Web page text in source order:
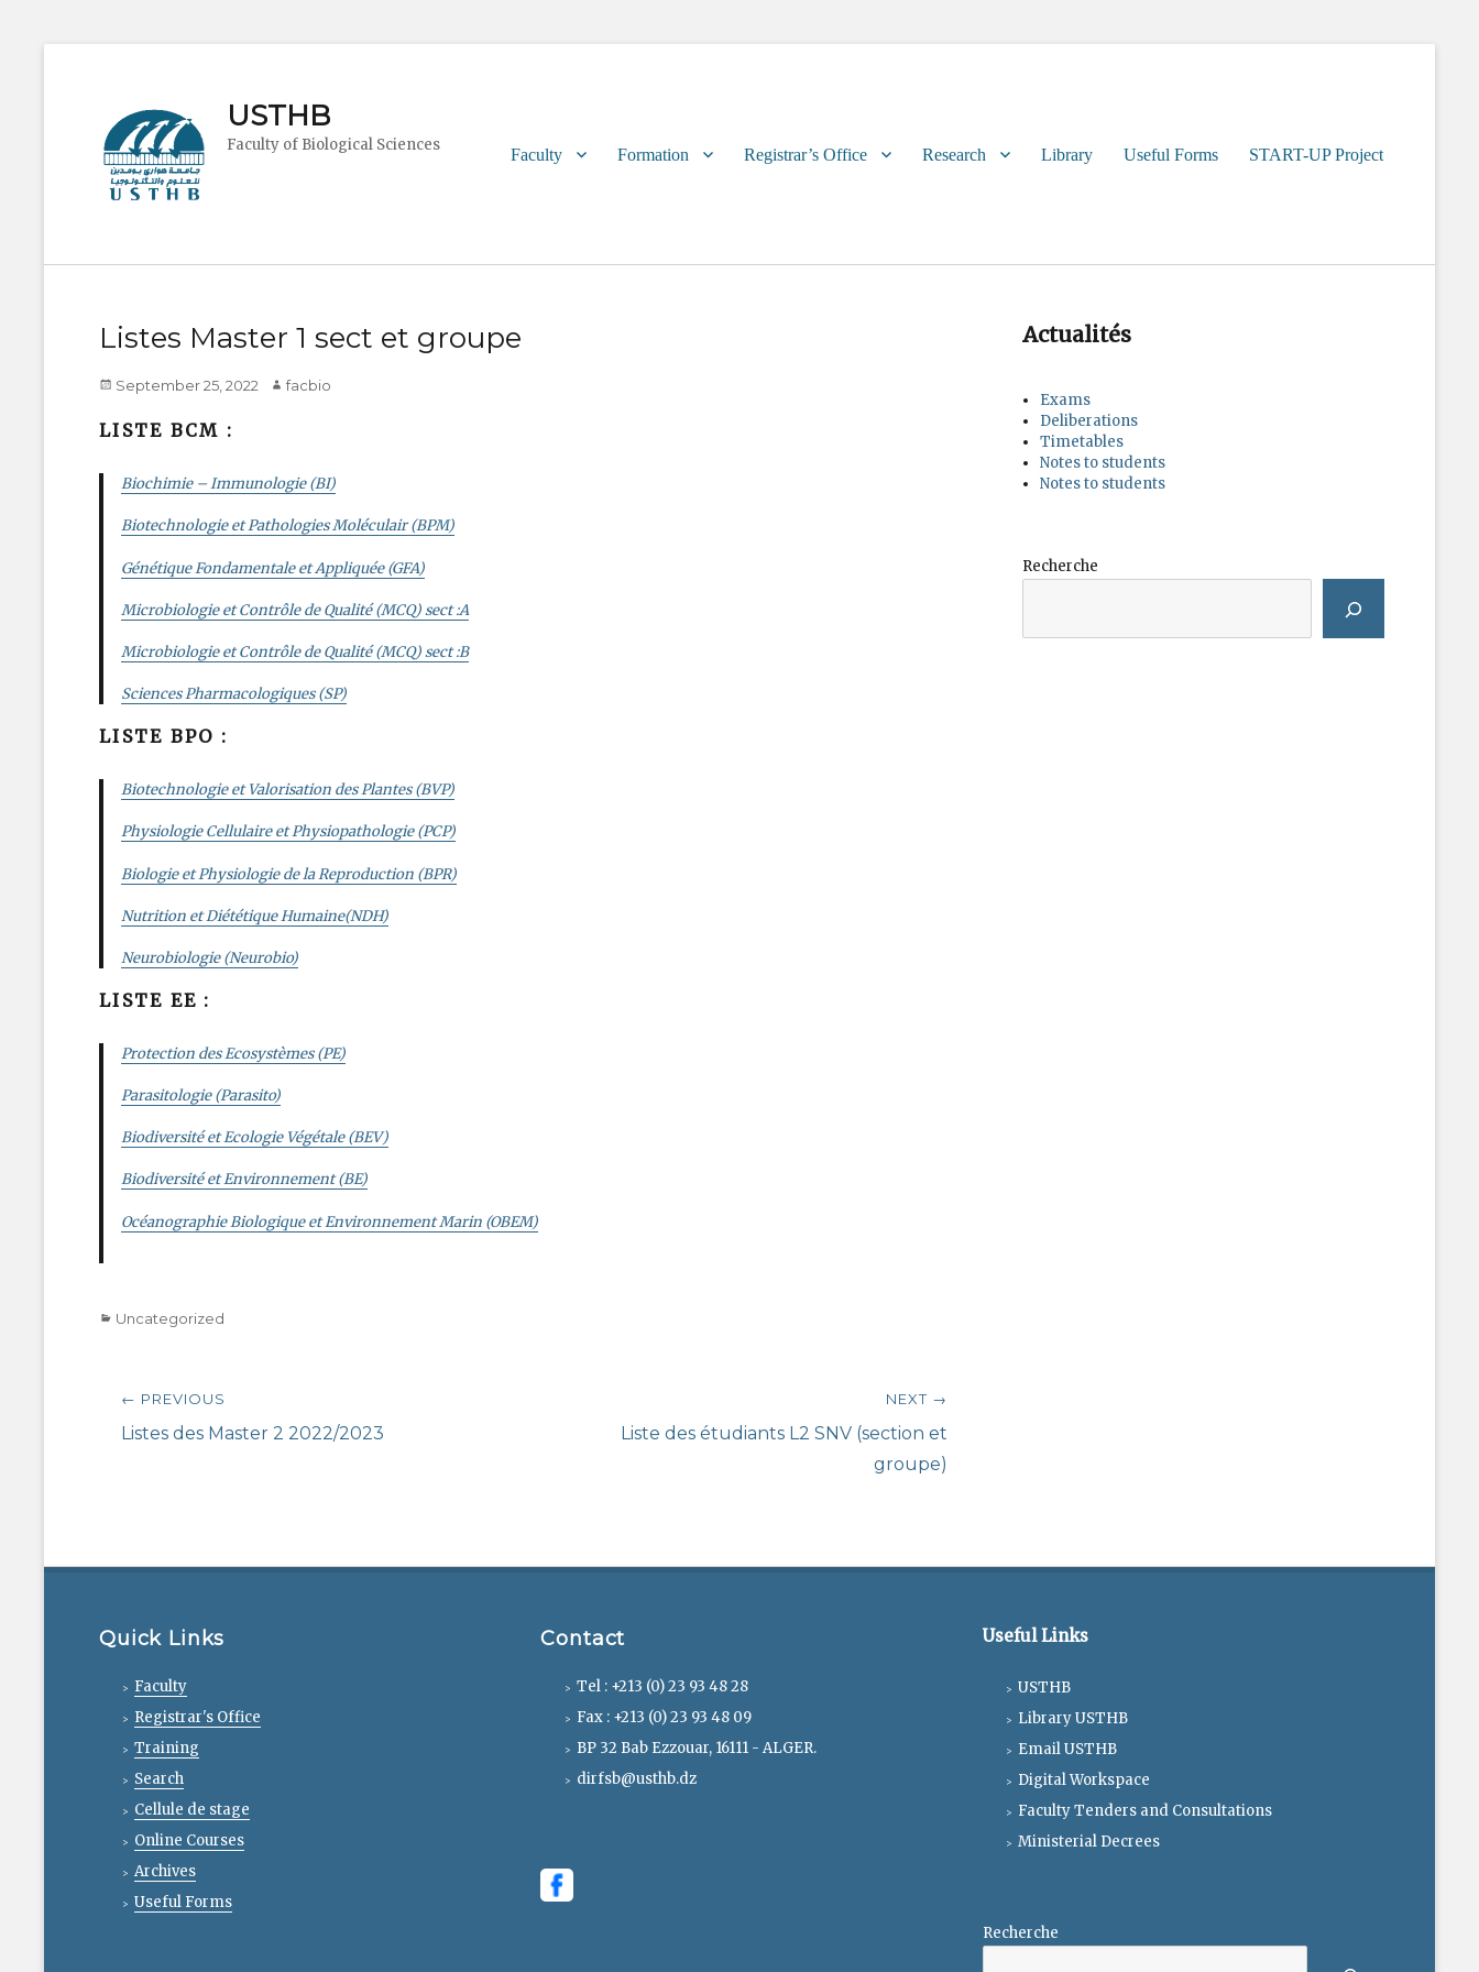
USTHB
Faculty of Biological Sciences
menu
Faculty Formation Registrar’s Office Research Library Useful Forms START-UP Project
Listes Master 1 sect et groupe
Posted
September 25, 2022 Author
facbio
LISTE BCM :
Biochimie – Immunologie (BI)
Biotechnologie et Pathologies Moléculair (BPM)
Génétique Fondamentale et Appliquée (GFA)
Microbiologie et Contrôle de Qualité (MCQ) sect :A
Microbiologie et Contrôle de Qualité (MCQ) sect :B
Sciences Pharmacologiques (SP)
LISTE BPO :
Biotechnologie et Valorisation des Plantes (BVP)
Physiologie Cellulaire et Physiopathologie (PCP)
Biologie et Physiologie de la Reproduction (BPR)
Nutrition et Diététique Humaine(NDH)
Neurobiologie (Neurobio)
LISTE EE :
Protection des Ecosystèmes (PE)
Parasitologie (Parasito)
Biodiversité et Ecologie Végétale (BEV)
Biodiversité et Environnement (BE)
Océanographie Biologique et Environnement Marin (OBEM)
Categories
Uncategorized
Post
navigation
← PREVIOUS
Previous
Listes des Master 2 2022/2023
NEXT →
Liste des étudiants L2 SNV (section et
groupe)
Actualités
Exams
Deliberations
Timetables
Notes to students
Notes to students
Recherche
Quick Links
Faculty
Registrar's Office
Training
Search
Cellule de stage
Online Courses
Archives
Useful Forms
Contact
Tel : +213 (0) 23 93 48 28
Fax : +213 (0) 23 93 48 09
BP 32 Bab Ezzouar, 16111 - ALGER.
dirfsb@usthb.dz
Useful Links
USTHB
Library USTHB
Email USTHB
Digital Workspace
Faculty Tenders and Consultations
Ministerial Decrees
Recherche